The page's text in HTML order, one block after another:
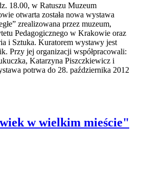
18.00, w Ratuszu Muzeum
otwarta została nowa wystawa
zrealizowana przez muzeum,
Pedagogicznego w Krakowie oraz
i Sztuka. Kuratorem wystawy jest
Przy jej organizacji współpracowali:
Katarzyna Piszczkiewicz i
potrwa do 28. października 2012
w wielkim mieście"